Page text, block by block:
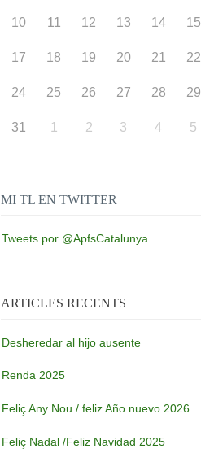
10 11 12 13 14 15
17 18 19 20 21 22
24 25 26 27 28 29
31 1 2 3 4 5
MI TL EN TWITTER
Tweets por @ApfsCatalunya
ARTICLES RECENTS
Desheredar al hijo ausente
Renda 2025
Feliç Any Nou / feliz Año nuevo 2026
Feliç Nadal /Feliz Navidad 2025